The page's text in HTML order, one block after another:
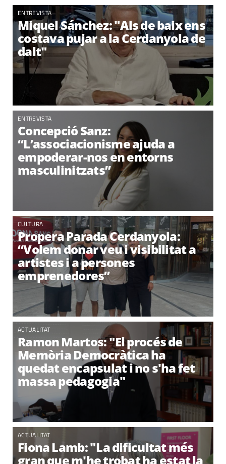
ENTREVISTA
Miquel Sánchez: "Als de baix ens
costava pujar a la Cerdanyola de
dalt"
ENTREVISTA
Concepció Sanz:
“L’associacionisme ajuda a
empoderar-nos en entorns
masculinitzats”
CULTURA
Propera Parada Cerdanyola:
“Volem donar veu i visibilitat a
artistes i a persones
emprenedores”
ACTUALITAT
Ramon Martos: "El procés de
Memòria Democràtica ha
quedat encapsulat i no s'ha fet
massa pedagogia"
ACTUALITAT
Fiona Lamb: "La dificultat més
gran que m'he trobat ha estat la